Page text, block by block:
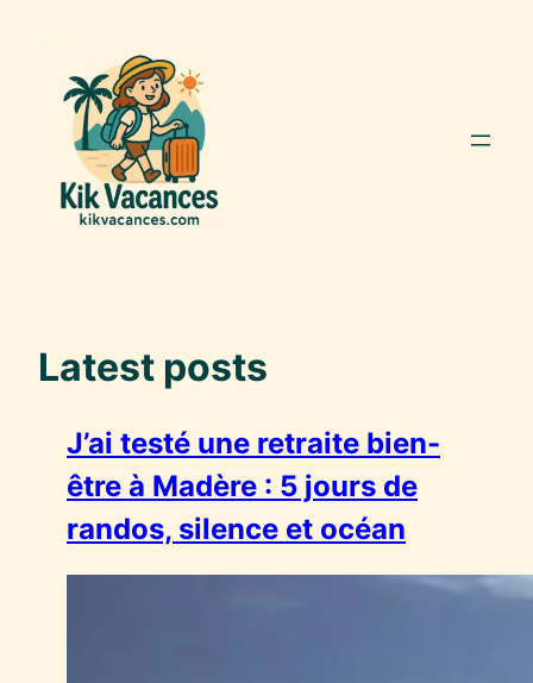
contenu
Latest posts
J’ai testé une retraite bien-
être à Madère : 5 jours de
randos, silence et océan